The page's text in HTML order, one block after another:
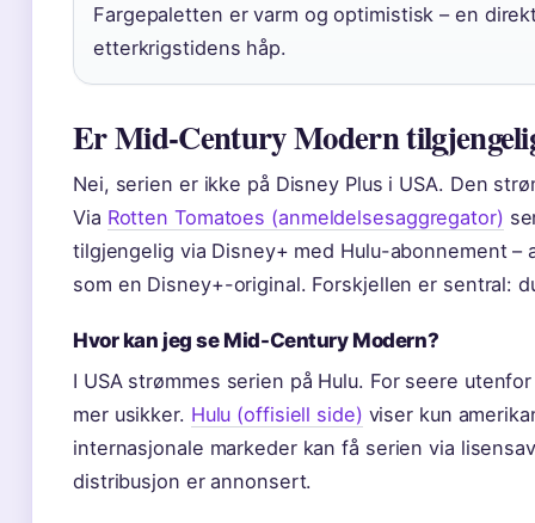
Fargepaletten er varm og optimistisk – en
etterkrigstidens håp.
Er Mid-Century Modern
Nei, serien er ikke på Disney Plus i USA. Den
Via Rotten Tomatoes (anmeldelsesaggregator)
tilgjengelig via Disney+ med Hulu-abonnement –
som en Disney+-original. Forskjellen er sentral:
Hvor kan jeg se Mid-Century Modern?
I USA strømmes serien på Hulu. For seere
mer usikker. Hulu (offisiell side) viser kun
internasjonale markeder kan få serien via
distribusjon er annonsert.